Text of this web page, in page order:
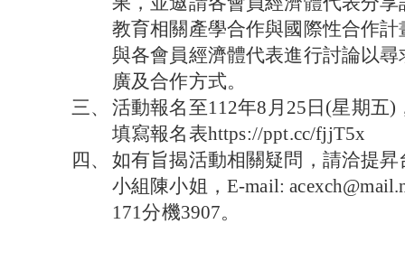
教育相關產學合作與國際性合作
與各會員經濟體代表進行討論以
廣及合作方式。
三、
活動報名至112年8月25日(星期五
填寫報名表https://ppt.cc/fjjT5x
四、
如有旨揭活動相關疑問，請洽提
小組陳小姐，E-mail:
171分機3907。